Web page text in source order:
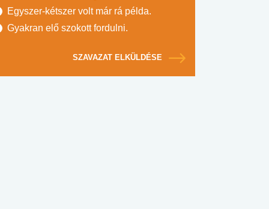
Egyszer-kétszer volt már rá példa.
Gyakran elő szokott fordulni.
SZAVAZAT ELKÜLDÉSE